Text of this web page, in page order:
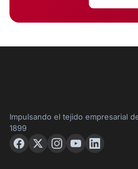
Impulsando el tejido empresarial
1899